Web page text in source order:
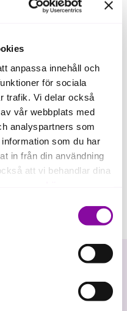
anpassa innehåll och
för sociala
trafik. Vi delar också
vår webbplats med
analyspartners som
som du har
in från din användning
att vi behandlar dina
användning av kakor
ovan, inte att ske,
för att hemsidan